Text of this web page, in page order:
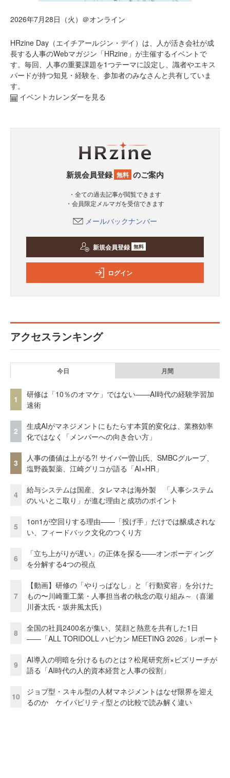
2026年7月28日（火）＠オンライン
HRzine Day（エイチアールジン・デイ）は、人が活き会社が成
長する人事のWebマガジン「HRzine」が主催するイベントで
す。毎回、人事の重要課題を1つテーマに設定し、識者やエキス
パードが持つ知見・経験を、参加者のみなさんと共有していま
す。
イベントカレンダーを見る
新規会員登録 無料 のご案内
・全ての過去記事が閲覧できます
・会員限定メルマガを受信できます
メールバックナンバー
新規会員登録 無料
ログイン
アクセスランキング
今日 月間
1
研修は「10％のオマケ」ではない——AI時代の経験学習加
速術
2
生成AIがマネジメントにもたらす本質的変化は、業務効率
化ではなく「メンバーへの向き合い方」
3
人事の価値は上がる?! サイバー曽山氏、SMBCグループ、
塩野義製薬、江崎グリコが語る「AI×HR」
4
給与システムは国産、タレマネは海外製 「人事システム
のいいとこ取り」が進む理由と成功のポイント
5
1on1が空回りする理由——「投げ手」だけでは醸成されな
い、フィードバック文化のつくり方
6
「立ち上がりが遅い」の正体を探る——オンボーディング
を分解する4つの視点
7
【動画】研修の「やりっぱなし」と「行動変容」を分けた
もの〜川崎重工業・人事担当者の執念の取り組み～（喜瀬
川蒼太氏・坂井風太氏）
8
全国の社員2400名が集い、笑顔と熱意を共有した1日
――「ALL TORIDOLL ハピカン MEETING 2026」レポート
9
AI導入の明暗を分けるものとは？松尾研究所×ビズリーチが
語る「AI時代の人的資本経営と人事の役割」
10
ジョブ型・スキル型の人材マネジメントはなぜ限界を迎え
るのか ケイパビリティ型との比較で読み解く違い